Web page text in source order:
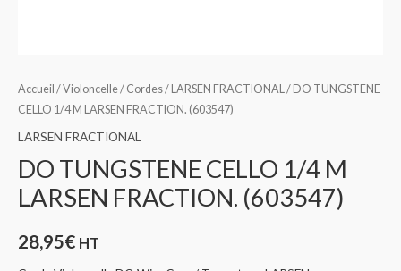
Accueil /Violoncelle/ Cordes/ LARSEN FRACTIONAL / DO TUNGSTENE
CELLO 1/4 M LARSEN FRACTION. (603547)
LARSEN FRACTIONAL
DO TUNGSTENE CELLO 1/4 M
LARSEN FRACTION. (603547)
28,95€ HT